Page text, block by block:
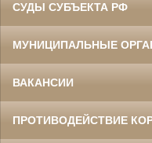
СУДЫ СУБЪЕКТА РФ
МУНИЦИПАЛЬНЫЕ
ВАКАНСИИ
ПРОТИВОДЕЙСТВИЕ